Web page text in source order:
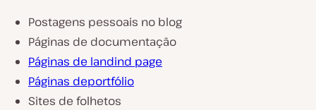
Postagens pessoais no blog
Páginas de documentação
Páginas de landind page
Páginas deportfólio
Sites de folhetos